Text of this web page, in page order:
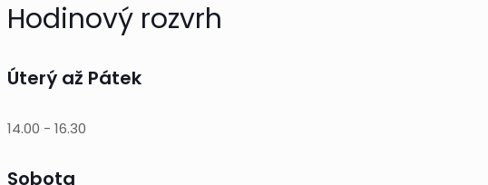
Hodinový rozvrh
Úterý až Pátek
14.00 - 16.30
Sobota